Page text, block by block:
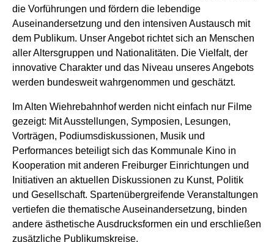
die Vorführungen und fördern die lebendige
Auseinandersetzung und den intensiven Austausch mit
dem Publikum. Unser Angebot richtet sich an Menschen
aller Altersgruppen und Nationalitäten. Die Vielfalt, der
innovative Charakter und das Niveau unseres Angebots
werden bundesweit wahrgenommen und geschätzt.
Im Alten Wiehrebahnhof werden nicht einfach nur Filme
gezeigt: Mit Ausstellungen, Symposien, Lesungen,
Vorträgen, Podiumsdiskussionen, Musik und
Performances beteiligt sich das Kommunale Kino in
Kooperation mit anderen Freiburger Einrichtungen und
Initiativen an aktuellen Diskussionen zu Kunst, Politik
und Gesellschaft. Spartenübergreifende Veranstaltungen
vertiefen die thematische Auseinandersetzung, binden
andere ästhetische Ausdrucksformen ein und erschließen
zusätzliche Publikumskreise.